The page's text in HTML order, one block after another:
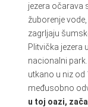
jezera očarava
žuborenje
zagrljaju
Plitvička jezera
nacionalni
utkano u niz od
međusobno
u toj oazi,